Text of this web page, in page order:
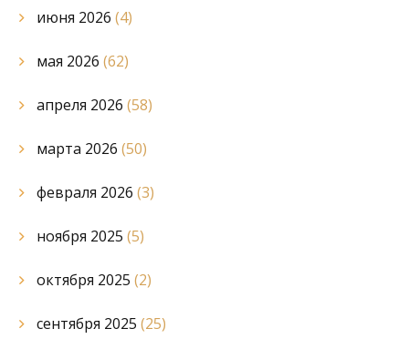
июня 2026 (4)
мая 2026 (62)
апреля 2026 (58)
марта 2026 (50)
февраля 2026 (3)
ноября 2025 (5)
октября 2025 (2)
сентября 2025 (25)